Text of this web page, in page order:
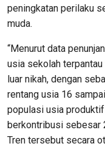
peningkatan perilaku
muda.
“Menurut data
usia sekolah
luar nikah, dengan
rentang usia 16
populasi usia
berkontribusi sebesar
Tren tersebut secara